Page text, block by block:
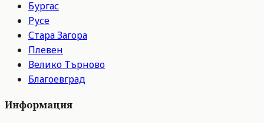
Бургас
Русе
Стара Загора
Плевен
Велико Търново
Благоевград
Информация